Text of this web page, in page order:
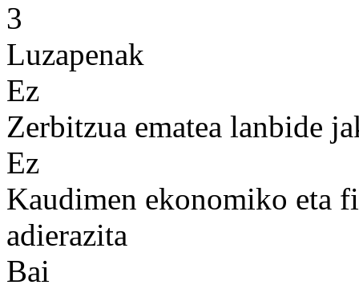
3
Luzapenak
Ez
Zerbitzua ematea lanbide
Ez
Kaudimen ekonomiko eta
adierazita
Bai